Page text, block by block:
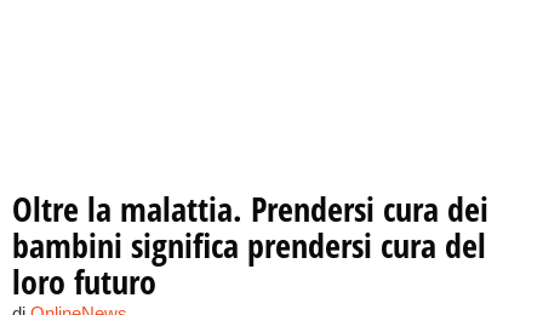
Oltre la malattia. Prendersi cura dei
bambini significa prendersi cura del
loro futuro